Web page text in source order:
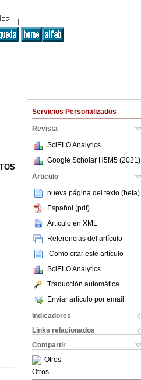
Servicios Personalizados
Revista
SciELO Analytics
Google Scholar H5M5 (2021 )
Articulo
nueva página del texto (beta)
Español (pdf)
Artículo en XML
Referencias del artículo
Como citar este artículo
SciELO Analytics
Traducción automática
Enviar artículo por email
Indicadores
Links relacionados
Compartir
Otros
Otros